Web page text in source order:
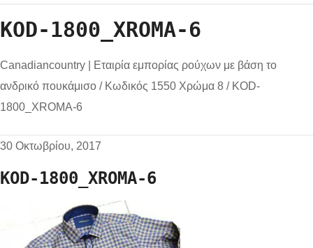
KOD-1800_XROMA-6
Canadiancountry | Εταιρία εμπορίας ρούχων με βάση το
ανδρικό πουκάμισο / Κωδικός 1550 Χρώμα 8 / KOD-
1800_XROMA-6
30 Οκτωβρίου, 2017
KOD-1800_XROMA-6